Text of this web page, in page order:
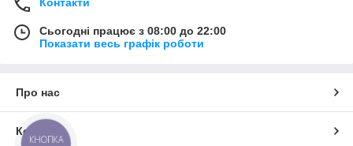
Сьогодні працює з 08:00 до 22:00
Показати весь графік роботи
Про нас
Контакти
КНОПКА